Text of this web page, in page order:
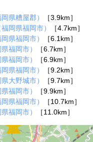
県糟屋郡）
［3.9km］
岡県福岡市）
［4.7km］
県福岡市）
［6.1km］
福岡市）
［6.7km］
福岡市）
［6.9km］
県福岡市）
［9.2km］
大野城市）
［9.7km］
福岡市）
［9.9km］
県福岡市）
［10.7km］
福岡市）
［11.0km］